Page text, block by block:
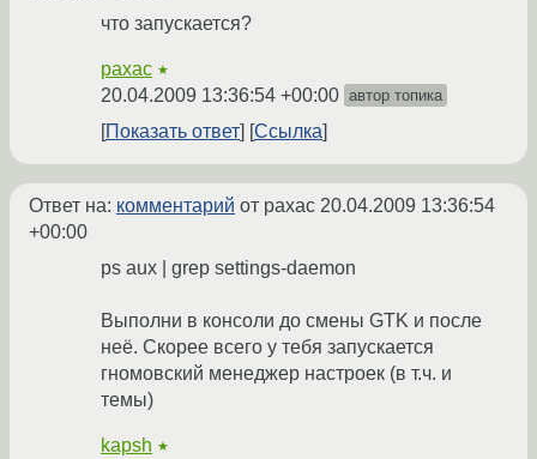
что запускается?
paxac ★
20.04.2009 13:36:54 +00:00 автор топика
Показать ответ Ссылка
Ответ на: комментарий от paxac 20.04.2009 13:36:54
+00:00
ps aux | grep settings-daemon
Выполни в консоли до смены GTK и после
неё. Скорее всего у тебя запускается
гномовский менеджер настроек (в т.ч. и
темы)
kapsh ★